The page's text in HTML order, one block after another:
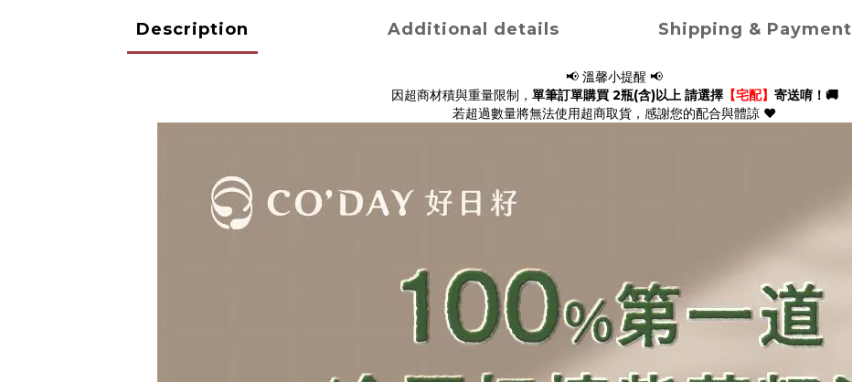
Description Additional details Shipping & Payment
📢 溫馨小提醒 📢
因超商材積與重量限制， 單筆訂單購買 2瓶(含)以上 請選擇【宅配】 寄送唷！🚚
若超過數量將無法使用超商取貨，感謝您的配合與體諒 ❤️